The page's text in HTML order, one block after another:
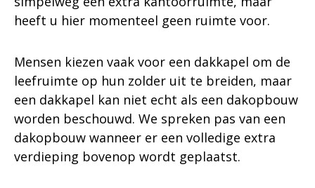
heeft u hier momenteel geen ruimte voor.
Mensen kiezen vaak voor een dakkapel om de
leefruimte op hun zolder uit te breiden, maar
een dakkapel kan niet echt als een dakopbouw
worden beschouwd. We spreken pas van een
dakopbouw wanneer er een volledige extra
verdieping bovenop wordt geplaatst.